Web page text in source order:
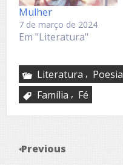
Mulher
7 de março de 2024
Em "Literatura"
Literatura , Poesia
Família , Fé
Previous